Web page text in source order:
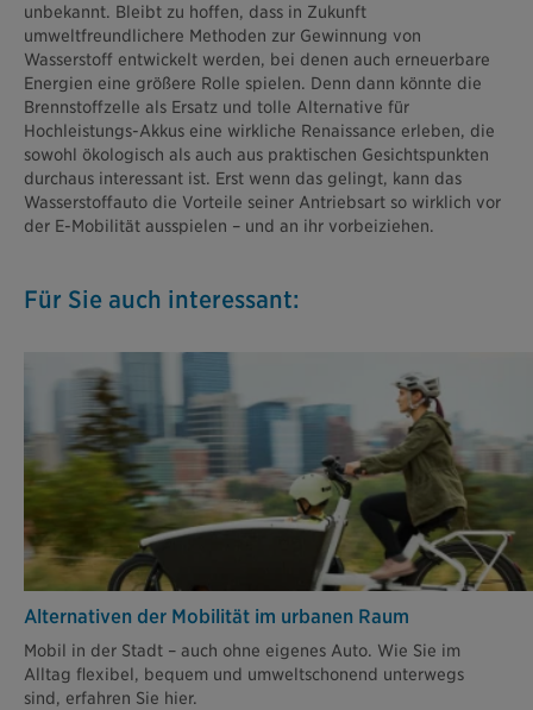
unbekannt. Bleibt zu hoffen, dass in Zukunft
umweltfreundlichere Methoden zur Gewinnung von
Wasserstoff entwickelt werden, bei denen auch erneuerbare
Energien eine größere Rolle spielen. Denn dann könnte die
Brennstoffzelle als Ersatz und tolle Alternative für
Hochleistungs-Akkus eine wirkliche Renaissance erleben, die
sowohl ökologisch als auch aus praktischen Gesichtspunkten
durchaus interessant ist. Erst wenn das gelingt, kann das
Wasserstoffauto die Vorteile seiner Antriebsart so wirklich vor
der E-Mobilität ausspielen – und an ihr vorbeiziehen.
Für Sie auch interessant:
Alternativen der Mobilität im urbanen Raum
Mobil in der Stadt – auch ohne eigenes Auto. Wie Sie im
Alltag flexibel, bequem und umweltschonend unterwegs
sind, erfahren Sie hier.